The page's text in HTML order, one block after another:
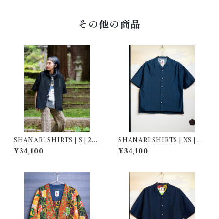
その他の商品
SHANARI SHIRTS | S | 264
032
¥34,100
SHANARI SHIRTS | XS | 2
64056
¥34,100